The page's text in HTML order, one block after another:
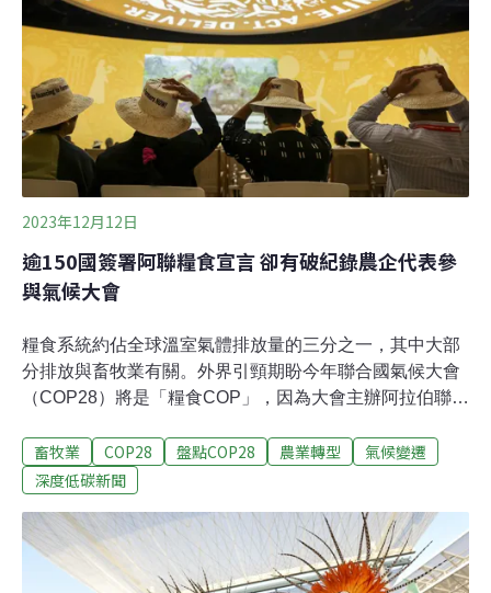
童年摺紙遊戲「東南西北恰北北」為靈感，將數個黑黃的
摺紙堆積為蜂群的意象。蜂群的姿態，則參考蜜蜂受殺蟲
劑毒害後，舞蹈軌跡改變，無法向其他蜜蜂傳遞花蜜訊息
的現象。作品將童年願望與自然破壞相結合，於2022年
Woolwich Conte
2023年12月12日
逾150國簽署阿聯糧食宣言 卻有破紀錄農企代表參
與氣候大會
糧食系統約佔全球溫室氣體排放量的三分之一，其中大部
分排放與畜牧業有關。外界引頸期盼今年聯合國氣候大會
（COP28）將是「糧食COP」，因為大會主辦阿拉伯聯合
150國簽署《阿聯糧食宣言》，承諾將糧食系統納入國家
氣候行動方案。不過，在肉品遊說團體現身大會，成為有
結論草稿對糧食系統尚未有共識，眾人可能要失望了。破
百國簽署阿聯糧食宣言COP28領袖峰會期間，有超過150
位國家領導人簽署了《COP28阿聯關於永續農業、韌性糧
畜牧業 COP28 盤點COP28 農業轉型
氣候變遷
深度低碳新聞